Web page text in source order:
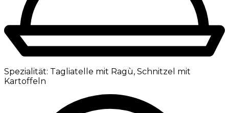
Spezialität: Tagliatelle mit Ragù, Schnitzel mit
Kartoffeln